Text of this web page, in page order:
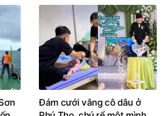
Đám cưới vắng cô dâu ở